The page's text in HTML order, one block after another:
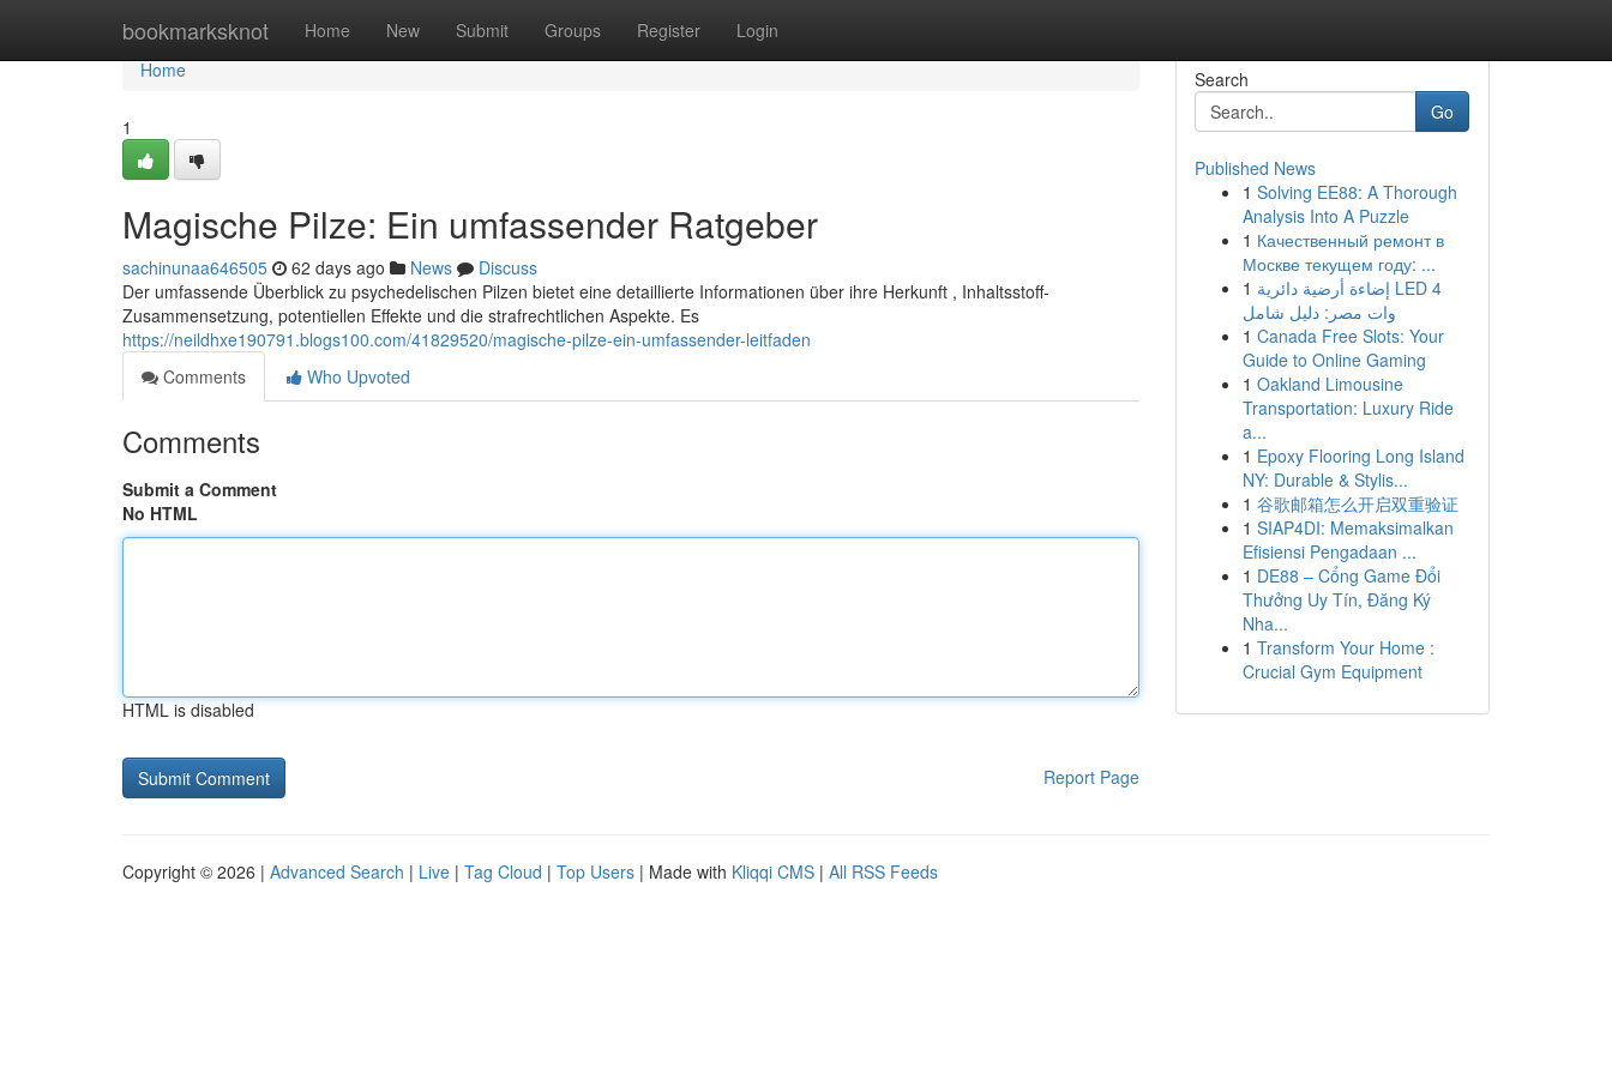
bookmarksknot Home New Submit Groups Register Login
Home
Home
1
Magische Pilze: Ein umfassender Ratgeber
sachinunaa646505 62 days ago News
Discuss
Der umfassende Überblick zu psychedelischen Pilzen bietet eine detaillierte Informationen über ihre Herkunft , Inhaltsstoff-
Zusammensetzung, potentiellen Effekte und die strafrechtlichen Aspekte. Es
https://neildhxe190791.blogs100.com/41829520/magische-pilze-ein-umfassender-leitfaden
Comments
Who Upvoted
Comments
Submit a Comment
No HTML
HTML is disabled
Report Page
Search
Go
Published News
1 Solving EE88: A Thorough
Analysis Into A Puzzle
1 Качественный ремонт в
Москве текущем году: ...
1 إضاءة أرضية دائرية LED 4
وات مصر: دليل شامل
1 Canada Free Slots: Your
Guide to Online Gaming
1 Oakland Limousine
Transportation: Luxury Ride
a...
1 Epoxy Flooring Long Island
NY: Durable & Stylis...
1 谷歌邮箱怎么开启双重验证
1 SIAP4DI: Memaksimalkan
Efisiensi Pengadaan ...
1 DE88 – Cổng Game Đổi
Thưởng Uy Tín, Đăng Ký
Nha...
1 Transform Your Home :
Crucial Gym Equipment
Copyright © 2026 | Advanced Search | Live | Tag Cloud | Top Users | Made with Kliqqi CMS | All RSS Feeds